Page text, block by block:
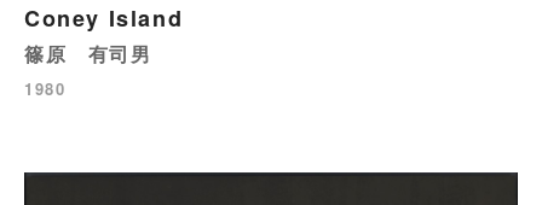
Coney Island
篠原 有司男
1980